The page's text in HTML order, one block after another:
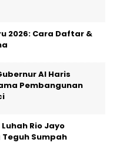
2026: Cara Daftar &
Al Haris
Pembangunan
Rio Jayo
Sumpah